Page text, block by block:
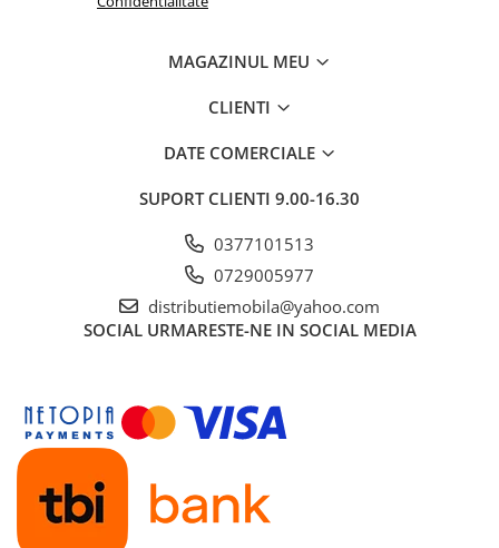
MAGAZINUL MEU
CLIENTI
DATE COMERCIALE
SUPORT CLIENTI 9.00-16.30
0377101513
0729005977
distributiemobila@yahoo.com
SOCIAL URMARESTE-NE IN SOCIAL MEDIA